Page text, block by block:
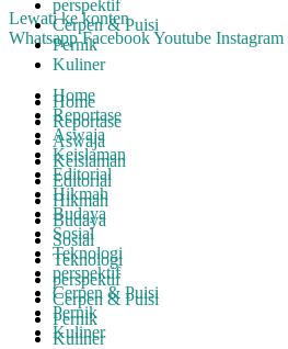
Lewati ke konten
Whatsapp FacebookYoutube Instagram
Home
Reportase
Aswaja
Keislaman
Editorial
Hikmah
Budaya
Sosial
Teknologi
perspektif
Cerpen & Puisi
Pernik
Kuliner
perspektif
Cerpen & Puisi
Pernik
Kuliner
Home
Reportase
Aswaja
Keislaman
Editorial
Hikmah
Budaya
Sosial
Teknologi
perspektif
Cerpen & Puisi
Pernik
Kuliner